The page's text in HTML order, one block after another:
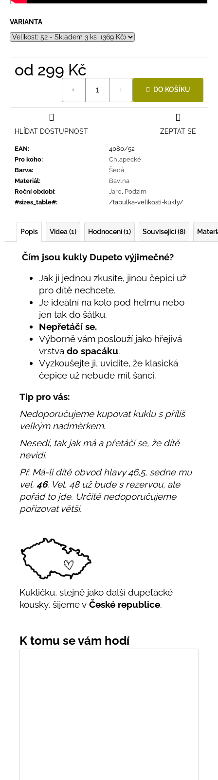
VARIANTA
od 299 Kč
DO KOŠÍKU
EAN:
4080/52
Pro koho:
Chlapecké
Barva:
Šedá
Materiál:
Bavlna
Roční období: Jaro Podzim
#sizes_table#: /tabulka-velikosti-kukly/
ZEPTAT SE
HLÍDAT DOSTUPNOST
Popis Videa (1) Hodnocení (1) Související (8)
Čím jsou kukly Dupeto výjimečné?
Jak ji jednou zkusíte, jinou čepici už
pro dítě nechcete.
Je ideální na kolo pod helmu nebo
jen tak do šátku.
Nepřetáčí se.
Výborně vám poslouží jako hřejivá
vrstva do spacáku.
Vyzkoušejte ji, uvidíte, že klasická
čepice už nebude mít šanci.
Tip pro vás:
Nedoporučujeme kupovat kuklu s příliš
velkým nadměrkem.
Nesedí, tak jak má a přetáčí se, že dítě
nevidí.
Př. Má-li dítě obvod hlavy 46,5, sedne mu
vel. 46. Vel. 48 už bude s rezervou, ale
pořád to jde. Určitě nedoporučujeme
pořizovat větší.
Kukličku, stejně jako další dupeťácké
kousky, šijeme v České republice.